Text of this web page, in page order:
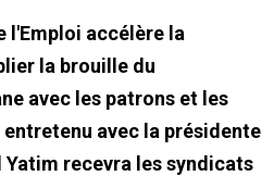
l'Emploi accélère la
la brouille du
avec les patrons et les
avec la présidente
Yatim recevra les syndicats